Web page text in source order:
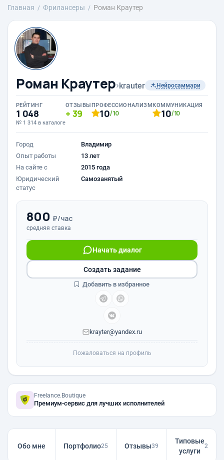
Главная Фрилансеры Роман Краутер
Роман Краутер›krauter Нейросаммари
РЕЙТИНГ
1 048
№ 1 314 в каталоге
ОТЗЫВЫ
39
ПРОФЕССИОНАЛИЗМ
10/10
КОММУНИКАЦИЯ
10/10
Город
Владимир
Опыт работы
13 лет
На сайте с
2015 года
Юридический
статус
Самозанятый
800 ₽/час
средняя ставка
Начать диалог
krayter@yandex.ru
Создать задание
Добавить в избранное
Пожаловаться на профиль
Freelance.Boutique
Премиум-сервис для лучших исполнителей
Обо мне Портфолио25 Отзывы39
Типовые
услуги
2